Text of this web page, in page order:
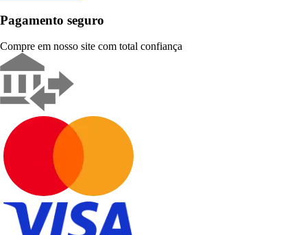
Pagamento seguro
Compre em nosso site com total confiança